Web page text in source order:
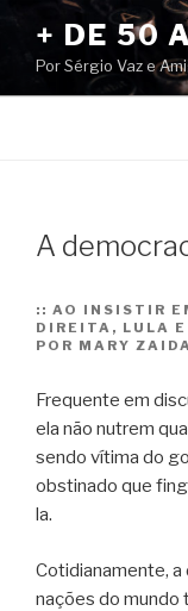
conteúdo
+ DE 50
Por Sérgio Vaz e
A
:: AO INSISTIR
DIREITA, LULA
POR MARY
Frequente em
ela não nutrem
sendo vítima do
obstinado que
la.
Cotidianamente,
nações do mundo